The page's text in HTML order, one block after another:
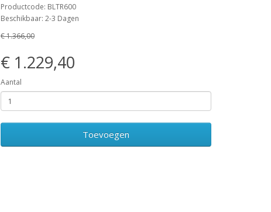
Productcode: BLTR600
Beschikbaar: 2-3 Dagen
€ 1.366,00
€ 1.229,40
Aantal
Toevoegen